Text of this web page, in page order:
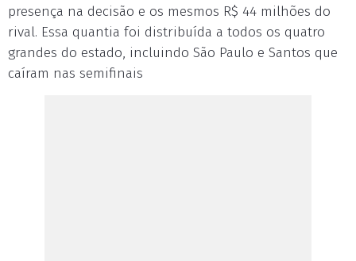
presença na decisão e os mesmos R$ 44 milhões do
rival. Essa quantia foi distribuída a todos os quatro
grandes do estado, incluindo São Paulo e Santos que
caíram nas semifinais